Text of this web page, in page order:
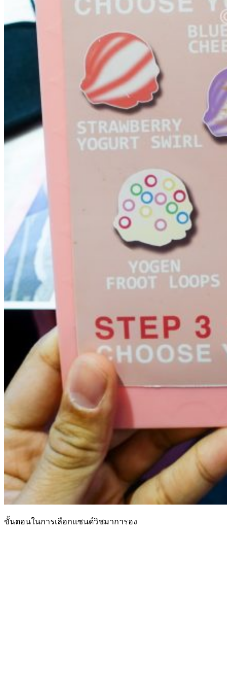
ขั้นตอนในการเลือกแซนด์วิชมาการอง